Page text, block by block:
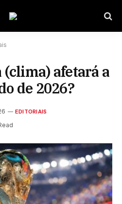
(clima) afetará a
de 2026?
EDITORIAIS